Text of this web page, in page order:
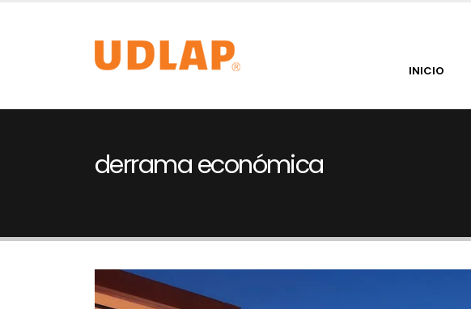
INICIO
derrama económica